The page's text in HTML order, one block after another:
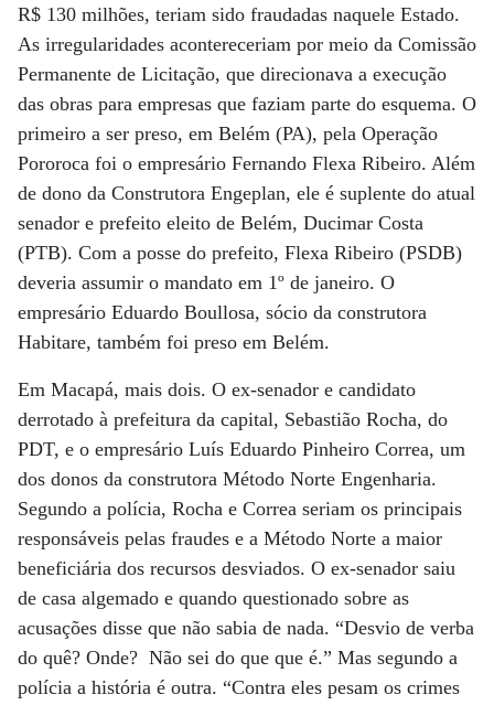
R$ 130 milhões, teriam sido fraudadas naquele Estado.
As irregularidades acontereceriam por meio da Comissão
Permanente de Licitação, que direcionava a execução
das obras para empresas que faziam parte do esquema. O
primeiro a ser preso, em Belém (PA), pela Operação
Pororoca foi o empresário Fernando Flexa Ribeiro. Além
de dono da Construtora Engeplan, ele é suplente do atual
senador e prefeito eleito de Belém, Ducimar Costa
(PTB). Com a posse do prefeito, Flexa Ribeiro (PSDB)
deveria assumir o mandato em 1º de janeiro. O
empresário Eduardo Boullosa, sócio da construtora
Habitare, também foi preso em Belém.
Em Macapá, mais dois. O ex-senador e candidato
derrotado à prefeitura da capital, Sebastião Rocha, do
PDT, e o empresário Luís Eduardo Pinheiro Correa, um
dos donos da construtora Método Norte Engenharia.
Segundo a polícia, Rocha e Correa seriam os principais
responsáveis pelas fraudes e a Método Norte a maior
beneficiária dos recursos desviados. O ex-senador saiu
de casa algemado e quando questionado sobre as
acusações disse que não sabia de nada. “Desvio de verba
do quê? Onde? Não sei do que que é.” Mas segundo a
polícia a história é outra. “Contra eles pesam os crimes